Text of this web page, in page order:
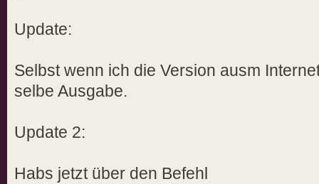
Update:
Selbst wenn ich die Version ausm
selbe Ausgabe.
Update 2:
Habs jetzt über den Befehl